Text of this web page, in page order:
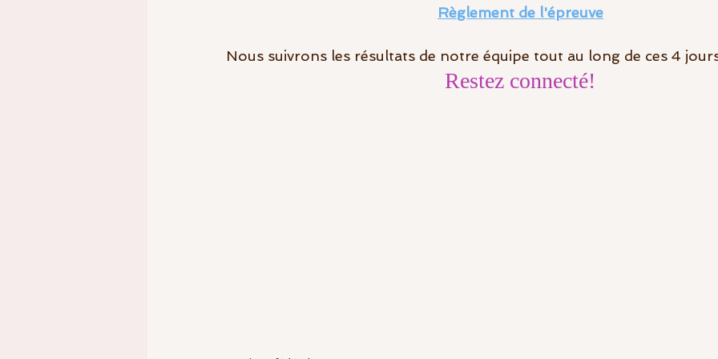
Règlement de l'épreuve
Nous suivrons les résultats de notre équipe tout au long de ces 4
Restez connecté!